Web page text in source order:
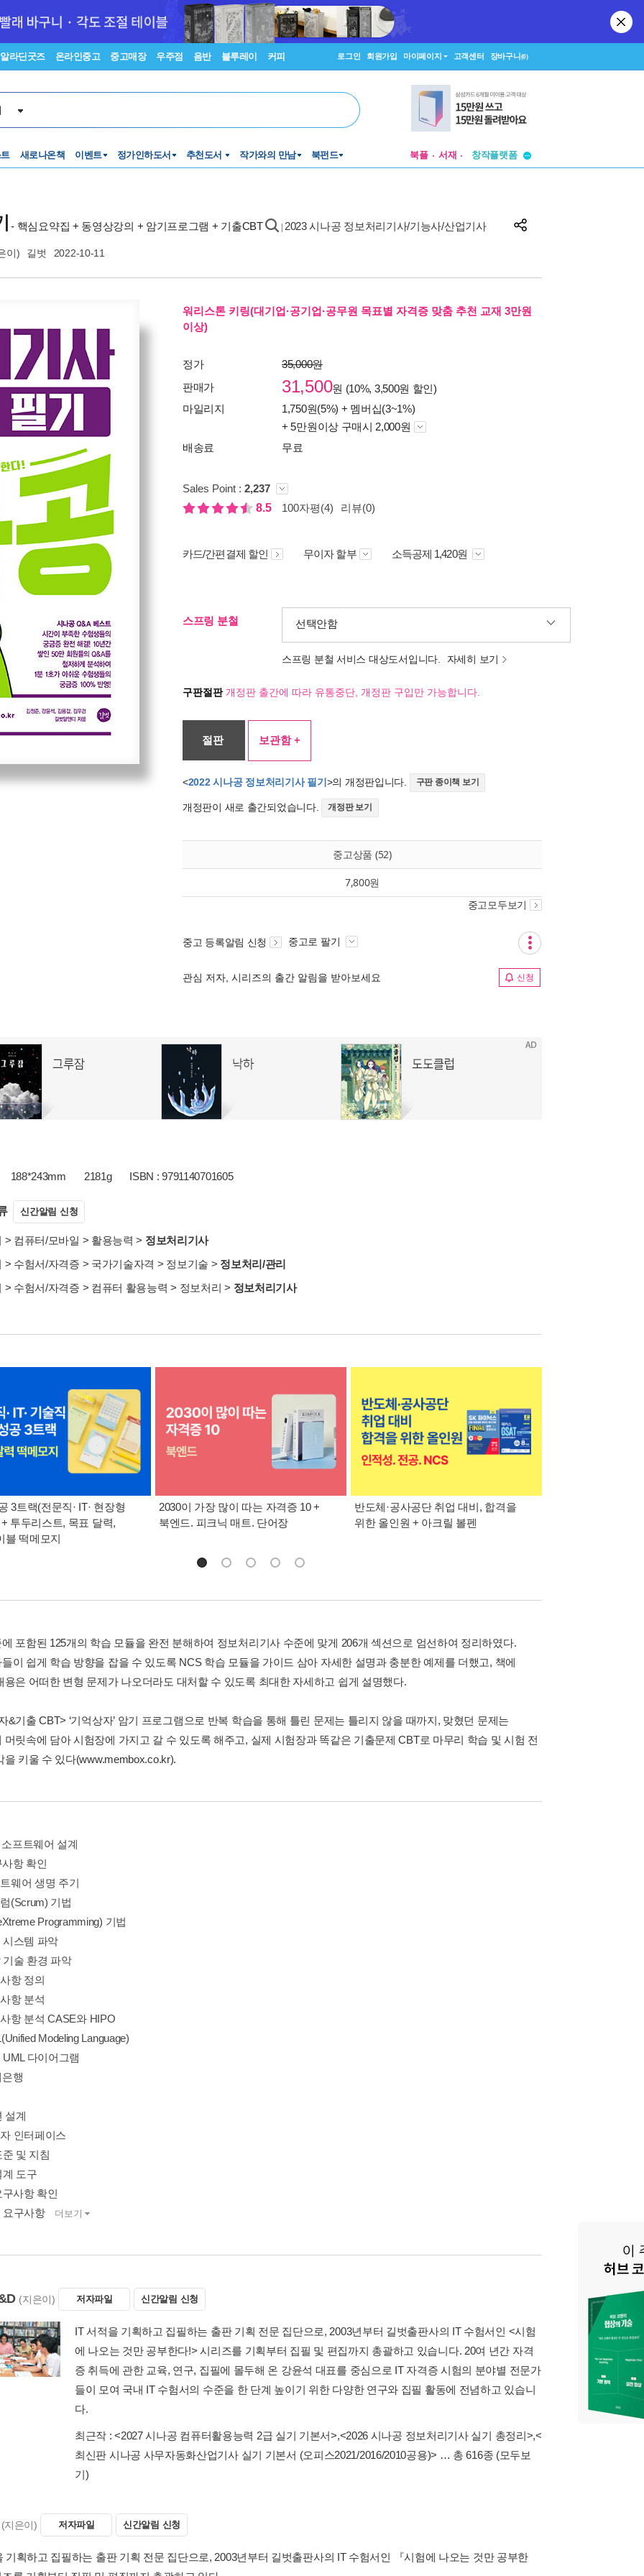
알라딘굿즈 온라인중고 중고매장 우주점 음반 블루레이 커피 로그인 회원가입 마이페이지 고객센터 장바구니(0)
새로나온책 이벤트 정가인하도서 추천도서 작가와의 만남 북펀드 북플 서재
창작플랫폼
- 핵심요약집 + 동영상강의 + 암기프로그램 + 기출CBT 2023 시나공 정보처리기사/기능사/산업기사
이) 길벗 2022-10-11
워리스톤 키링(대기업·공기업·공무원 목표별 자격증 맞춤 추천 교재 3만원
이상)
정가
35,000원
판매가
31,500원 (10%, 3,500원 할인)
마일리지
1,750원(5%) + 멤버십(3~1%)
+ 5만원이상 구매시 2,000원
배송료
무료
Sales Point : 2,237
8.5
100자평(4) 리뷰(0)
카드/간편결제 할인 무이자 할부 소득공제 1,420원
스프링 분철 선택안함
스프링 분철 서비스 대상도서입니다. 자세히 보기
구판절판개정판 출간에 따라 유통중단, 개정판 구입만 가능합니다.
절판 보관함 +
<2022 시나공 정보처리기사 필기 >의 개정판입니다. 구판 종이책 보기
개정판이 새로 출간되었습니다. 개정판 보기
중고상품 (52)
7,800원
중고모두보기
중고 등록알림 신청 중고로 팔기
관심 저자, 시리즈의 출간 알림을 받아보세요 신청
188*243mm 2181g ISBN : 9791140701605
신간알림 신청
> 컴퓨터/모바일 > 활용능력 > 정보처리기사
> 수험서/자격증 > 국가기술자격 > 정보기술 > 정보처리/관리
> 수험서/자격증 > 컴퓨터 활용능력 > 정보처리 > 정보처리기사
3트랙(전문직· IT· 현장형
투두리스트, 목표 달력,
블 떡메모지
2030이 가장 많이 따는 자격증 10 +
북엔드. 피크닉 매트. 단어장
반도체·공사공단 취업 대비, 합격을
위한 올인원 + 아크릴 볼펜
포함된 125개의 학습 모듈을 완전 분해하여 정보처리기사 수준에 맞게 206개 섹션으로 엄선하여 정리하였다.
이 쉽게 학습 방향을 잡을 수 있도록 NCS 학습 모듈을 가이드 삼아 자세한 설명과 충분한 예제를 더했고, 책에
용은 어떠한 변형 문제가 나오더라도 대처할 수 있도록 최대한 자세하고 쉽게 설명했다.
&기출 CBT> ‘기억상자’ 암기 프로그램으로 반복 학습을 통해 틀린 문제는 틀리지 않을 때까지, 맞혔던 문제는
머릿속에 담아 시험장에 가지고 갈 수 있도록 해주고, 실제 시험장과 똑같은 기출문제 CBT로 마무리 학습 및 시험 전
을 키울 수 있다(www.membox.co.kr).
프트웨어 설계
항 확인
웨어 생명 주기
(Scrum) 기법
Programming) 기법
시스템 파악
기술 환경 파악
항 정의
항 분석
항 분석 CASE와 HIPO
Modeling Language)
UML 다이어그램
행
설계
인터페이스
및 지침
계 도구
구사항 확인
요구사항
더보기
(지은이) 저자파일 신간알림 신청
IT 서적을 기획하고 집필하는 출판 기획 전문 집단으로, 2003년부터 길벗출판사의 IT 수험서인 <시험
에 나오는 것만 공부한다!> 시리즈를 기획부터 집필 및 편집까지 총괄하고 있습니다. 20여 년간 자격
증 취득에 관한 교육, 연구, 집필에 몰두해 온 강윤석 대표를 중심으로 IT 자격증 시험의 분야별 전문가
들이 모여 국내 IT 수험서의 수준을 한 단계 높이기 위한 다양한 연구와 집필 활동에 전념하고 있습니
다.
최근작 :<2027 시나공 컴퓨터활용능력 2급 실기 기본서>,<2026 시나공 정보처리기사 실기 총정리>,<
최신판 시나공 사무자동화산업기사 실기 기본서 (오피스2021/2016/2010공용)> … 총 616종 (모두보
기)
(지은이) 저자파일 신간알림 신청
기획하고 집필하는 출판 기획 전문 집단으로, 2003년부터 길벗출판사의 IT 수험서인 『시험에 나오는 것만 공부한